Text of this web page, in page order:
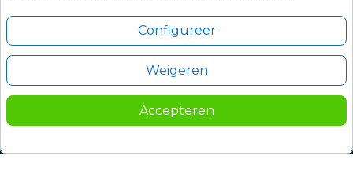
Configureer
Weigeren
Accepteren